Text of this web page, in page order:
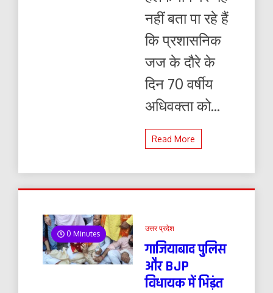
नहीं बता पा रहे हैं
कि प्रशासनिक
जज के दौरे के
दिन 70 वर्षीय
अधिवक्ता को...
Read More
0 Minutes
उत्तर प्रदेश
गाजियाबाद पुलिस
और BJP
विधायक में भिड़ंत